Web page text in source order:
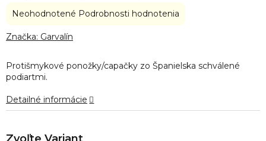
Protišmykové ponožky/capačky zo Španielska schválené
podiartmi.
Detailné informácie
Priemerné
produktu
z
5
Neohodnotené Podrobnosti hodnotenia
Značka: Garvalín